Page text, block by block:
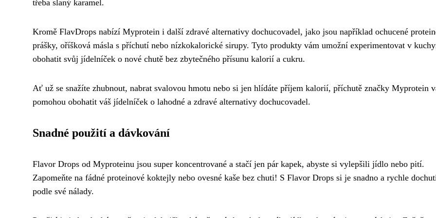
třeba slaný karamel.
Kromě FlavDrops nabízí Myprotein i další zdravé alternativy dochucovadel, jako jsou například ochucené
prášky, oříšková másla s příchutí nebo nízkokalorické sirupy. Tyto produkty vám umožní experimentovat v
obohatit svůj jídelníček o nové chutě bez zbytečného přísunu kalorií a cukru.
Ať už se snažíte zhubnout, nabrat svalovou hmotu nebo si jen hlídáte příjem kalorií, příchutě značky Myprotein
pomohou obohatit váš jídelníček o lahodné a zdravé alternativy dochucovadel.
Snadné použití a dávkování
Flavor Drops od Myproteinu jsou super koncentrované a stačí jen pár kapek, abyste si vylepšili jídlo nebo pití.
Zapomeňte na fádné proteinové koktejly nebo ovesné kaše bez chuti! S Flavor Drops si je snadno a rychle
podle své nálady.